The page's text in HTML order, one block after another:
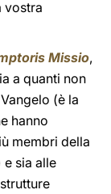
vostra
Missio,
a quanti non
(è la
hanno
membri della
e sia alle